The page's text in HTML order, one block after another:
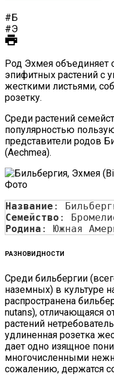
#Б
#Э
Род Эхмея объединяет
эпифитных растений с
жесткими листьями,
розетку.
Среди растений
популярностью
представители родов
(Aechmea).
Название :
Семейство :
Родина : Южная
РАЗНОВИДНОСТИ
Среди бильбергии
наземных) в культуре
распространена
nutans), отличающаяся
растений
удлиненная розетка
дает одно изящное
многочисленными
сожалению, держатся